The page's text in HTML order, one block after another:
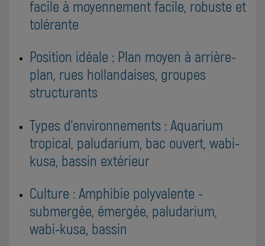
facile à moyennement facile, robuste et
tolérante
Position idéale : Plan moyen à arrière-
plan, rues hollandaises, groupes
structurants
Types d'environnements : Aquarium
tropical, paludarium, bac ouvert, wabi-
kusa, bassin extérieur
Culture : Amphibie polyvalente -
submergée, émergée, paludarium,
wabi-kusa, bassin